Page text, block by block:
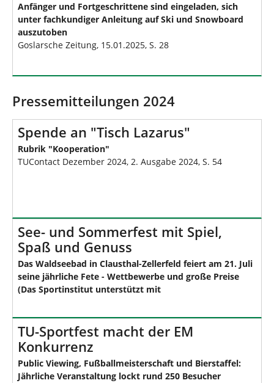
Anfänger und Fortgeschrittene sind eingeladen, sich
unter fachkundiger Anleitung auf Ski und Snowboard
auszutoben
Goslarsche Zeitung, 15.01.2025, S. 28
Pressemitteilungen 2024
Spende an "Tisch Lazarus"
Rubrik "Kooperation"
TUContact Dezember 2024, 2. Ausgabe 2024, S. 54
See- und Sommerfest mit Spiel,
Spaß und Genuss
Das Waldseebad in Clausthal-Zellerfeld feiert am 21. Juli
seine jährliche Fete - Wettbewerbe und große Preise
(Das Sportinstitut unterstützt mit
TU-Sportfest macht der EM
Konkurrenz
Public Viewing, Fußballmeisterschaft und Bierstaffel:
Jährliche Veranstaltung lockt rund 250 Besucher